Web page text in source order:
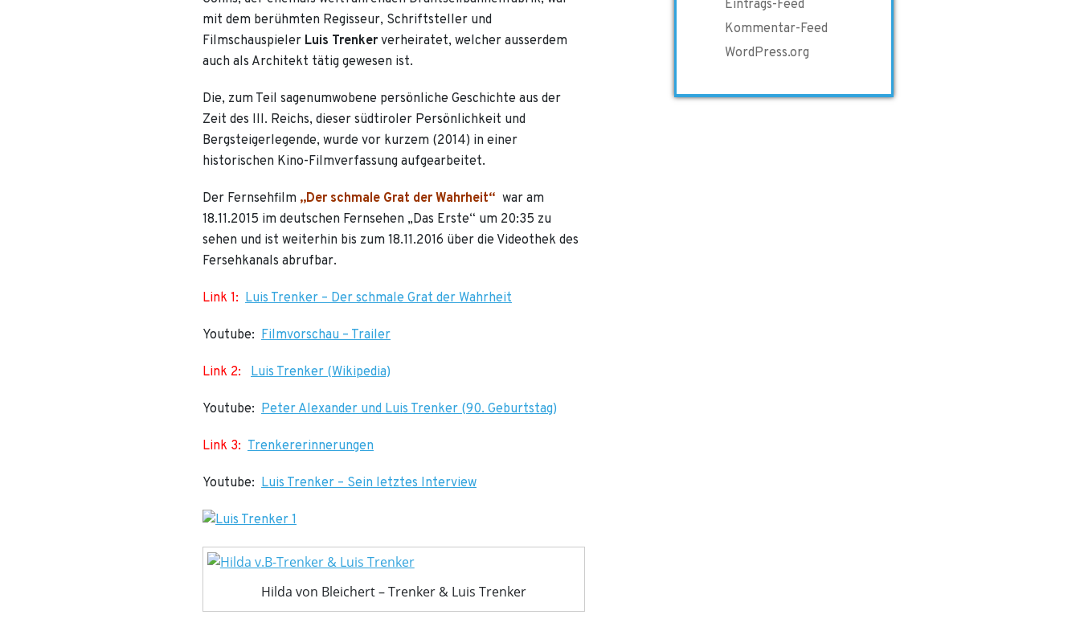
mit dem berühmten Regisseur, Schriftsteller und
Filmschauspieler Luis Trenker verheiratet, welcher ausserdem
auch als Architekt tätig gewesen ist.
Die, zum Teil sagenumwobene persönliche Geschichte aus der
Zeit des III. Reichs, dieser südtiroler Persönlichkeit und
Bergsteigerlegende, wurde vor kurzem (2014) in einer
historischen Kino-Filmverfassung aufgearbeitet.
Der Fernsehfilm „Der schmale Grat der Wahrheit“ war am
18.11.2015 im deutschen Fernsehen „Das Erste“ um 20:35 zu
sehen und ist weiterhin bis zum 18.11.2016 über die Videothek des
Fersehkanals abrufbar.
Link 1: Luis Trenker – Der schmale Grat der Wahrheit
Youtube: Filmvorschau – Trailer
Link 2: Luis Trenker (Wikipedia)
Youtube: Peter Alexander und Luis Trenker (90. Geburtstag)
Link 3: Trenkererinnerungen
Youtube: Luis Trenker – Sein letztes Interview
Hilda von Bleichert – Trenker & Luis Trenker
Eintrags-Feed
Kommentar-Feed
WordPress.org